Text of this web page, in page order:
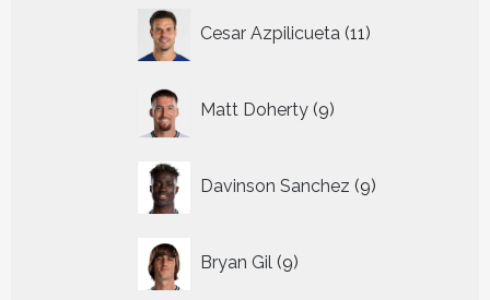
Cesar Azpilicueta 11
producten
Matt Doherty 9
producten
Davinson Sanchez 9
producten
Bryan Gil 9
producten